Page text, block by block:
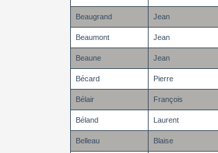
Beaugrand Jean
Beaumont Jean
Beaune Jean
Bécard Pierre
Bélair François
Béland Laurent
Belleau Blaise